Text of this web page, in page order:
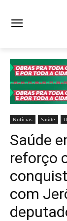
Notícias Saúde
Saúde
reforço
com